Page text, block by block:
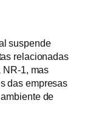
suspende
relacionadas
NR-1, mas
das empresas
de